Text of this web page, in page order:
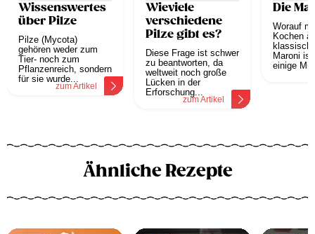
Wissenswertes
über Pilze
Pilze (Mycota)
gehören weder zum
Tier- noch zum
Pflanzenreich, sondern
für sie wurde...
zum Artikel
Wieviele
verschiedene
Pilze gibt es?
Diese Frage ist schwer
zu beantworten, da
weltweit noch große
Lücken in der
Erforschung...
zum Artikel
Die
Worauf
Kochen
klassisch
Maroni
einige
Ähnliche Rezepte